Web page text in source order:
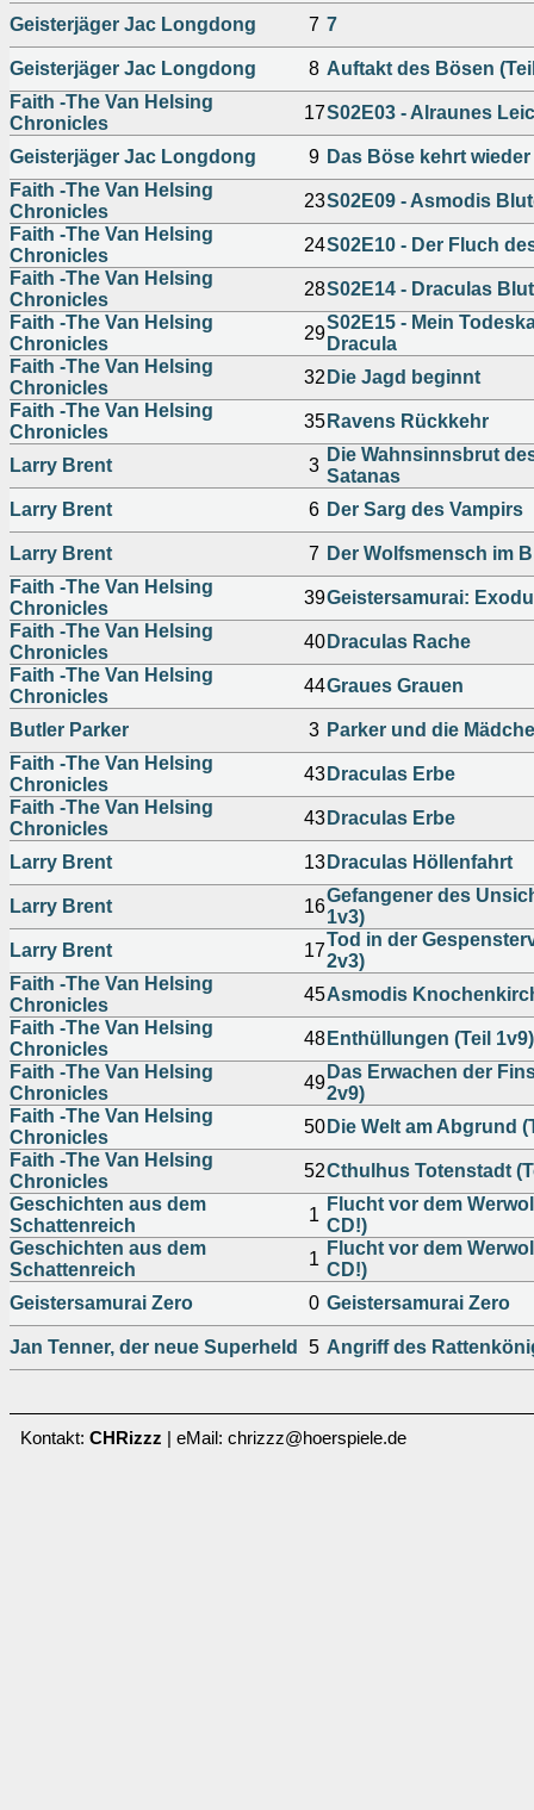
Geisterjäger Jac Longdong 7 7
Geisterjäger Jac Longdong 8 Auftakt des Bösen
Faith -The Van Helsing
Chronicles
17S02E03 - Alraunes
Geisterjäger Jac Longdong 9 Das Böse kehrt wieder
Faith -The Van Helsing
Chronicles
23S02E09 - Asmodis
Faith -The Van Helsing
Chronicles
24S02E10 - Der Fluch
Faith -The Van Helsing
Chronicles
28S02E14 - Draculas
Faith -The Van Helsing
Chronicles
29
S02E15 - Mein
Dracula
Faith -The Van Helsing
Chronicles
32 Die Jagd beginnt
Faith -The Van Helsing
Chronicles
35 Ravens Rückkehr
Larry Brent 3
Die Wahnsinnsbrut
Satanas
Larry Brent
6 Der Sarg des Vampirs
Larry Brent 7 Der Wolfsmensch im
Faith -The Van Helsing
Chronicles
39Geistersamurai:
Faith -The Van Helsing
Chronicles
40 Draculas Rache
Faith -The Van Helsing
Chronicles
44Graues Grauen
Butler Parker 3 Parker und die
Faith -The Van Helsing
Chronicles
43 Draculas Erbe
Faith -The Van Helsing
Chronicles
43 Draculas Erbe
Larry Brent 13 Draculas Höllenfahrt
Larry Brent 16
Gefangener des
1v3)
Larry Brent
17
Tod in der
2v3)
Faith -The Van Helsing
Chronicles
45Asmodis
Faith -The Van Helsing
Chronicles
48 Enthüllungen (Teil 1v9)
Faith -The Van Helsing
Chronicles
49
Das Erwachen der
2v9)
Faith -The Van Helsing
Chronicles
50 Die Welt am Abgrund
Faith -The Van Helsing
Chronicles
52Cthulhus Totenstadt
Geschichten aus dem
Schattenreich
1
Flucht vor dem
CD!)
Geschichten aus dem
Schattenreich
1
Flucht vor dem
CD!)
Geistersamurai Zero
0 Geistersamurai Zero
Jan Tenner, der neue Superheld 5 Angriff des
Kontakt: CHRizzz | eMail: chrizzz@hoerspiele.de